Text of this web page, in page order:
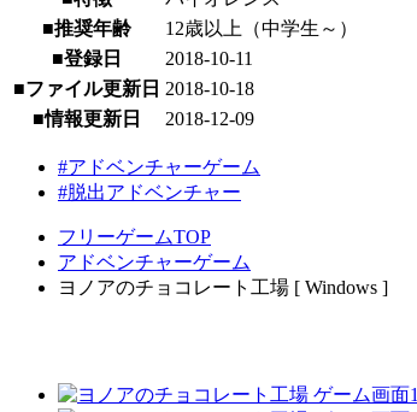
■推奨年齢
12歳以上（中学生～）
■登録日
2018-10-11
■ファイル更新日 2018-10-18
■情報更新日
2018-12-09
#アドベンチャーゲーム
#脱出アドベンチャー
フリーゲームTOP
アドベンチャーゲーム
ヨノアのチョコレート工場 [ Windows ]